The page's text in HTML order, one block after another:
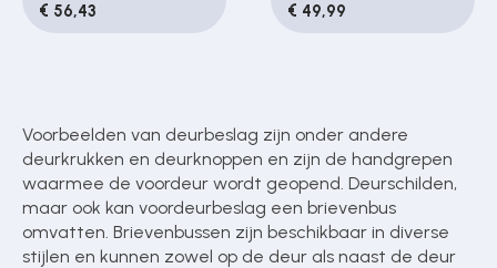
€ 56,43 € 49,99
Voorbeelden van deurbeslag zijn onder andere
deurkrukken en deurknoppen en zijn de handgrepen
waarmee de voordeur wordt geopend. Deurschilden,
maar ook kan voordeurbeslag een brievenbus
omvatten. Brievenbussen zijn beschikbaar in diverse
stijlen en kunnen zowel op de deur als naast de deur